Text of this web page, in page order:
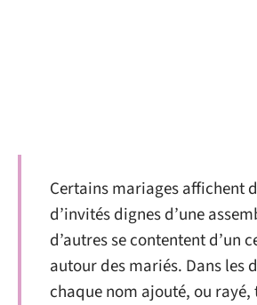
Certains mariages affichent
d’invités dignes d’une
d’autres se contentent d’un
autour des mariés. Dans les
chaque nom ajouté, ou